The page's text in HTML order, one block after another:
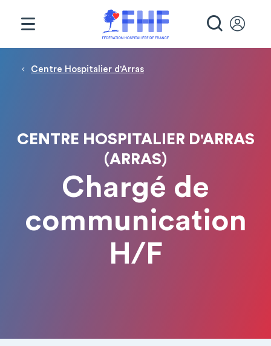
Fil d'Ariane
Centre Hospitalier d'Arras
CENTRE HOSPITALIER D'ARRAS
(ARRAS)
Chargé de
communication
H/F
Panneau de gestion des cookies